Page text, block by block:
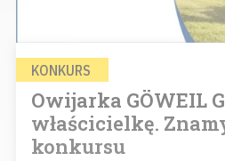
KONKURS
Owijarka GÖWEIL
właścicielkę.
konkursu